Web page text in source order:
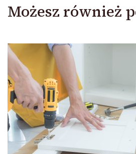
Możesz również